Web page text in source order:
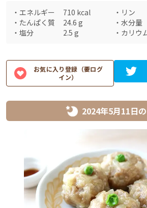
・ エネルギー 710 kcal ・ リン
・ たんぱく質 24.6 g ・ 水分量
・ 塩分 2.5 g ・ カリウ
お気に入り登録（要ログ
イン）
2024年5月11日の